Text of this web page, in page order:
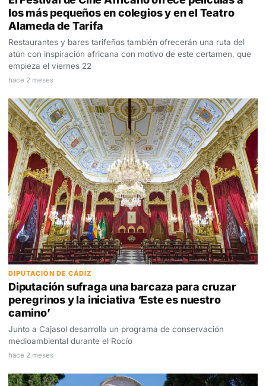
los más pequeños en colegios y en el Teatro
Alameda de Tarifa
Restaurantes y bares tarifeños también ofrecerán una ruta del
atún con inspiración africana con motivo de este certamen, que
empieza el viernes 22
hace 2 meses
DIPUTACIÓN DE CÁDIZ
Diputación sufraga una barcaza para cruzar
peregrinos y la iniciativa ‘Este es nuestro
camino’
Junto a Cajasol desarrolla un programa de conservación
medioambiental durante el Rocío
hace 2 meses